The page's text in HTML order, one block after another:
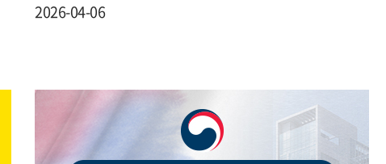
2026-04-06